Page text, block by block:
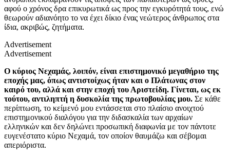
αφού ο χρόνος δρα επικυρωτικά ως προς την εγκυρότητά τους, ενώ
θεωρούν αδιανόητο το να έχει δίκιο ένας νεώτερος άνθρωπος στα
ίδια, ακριβώς, ζητήματα.
Advertisement
Advertisement
Ο κύριος Νεχαμάς, λοιπόν, είναι επιστημονικό μεγαθήριο της
εποχής μας, όπως αντιστοίχως ήταν και ο Πλάτωνας στον
καιρό του, αλλά και στην εποχή του Αριστείδη. Γίνεται, ως εκ
τούτου, αντιληπτή η δυσκολία της πρωτοβουλίας μου. Σε κάθε
περίπτωση, το κείμενό μου εντάσσεται στο πλαίσιο ανοιχτού
επιστημονικού διαλόγου για την διδασκαλία των αρχαίων
ελληνικών και δεν δηλώνει προσωπική διαφωνία με τον πάντοτε
ευγενέστατο κύριο Νεχαμά, τον οποίον θαυμάζω και σέβομαι
απεριόριστα.